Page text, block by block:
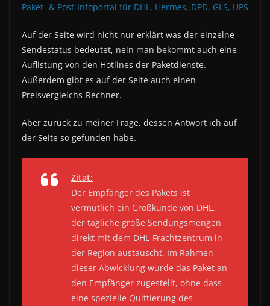
Paket- & Post-Infoportal für DHL, Hermes, DPD, GLS, UPS
Auf der Seite wird nicht nur erklärt was der einzelne
Sendestatus bedeutet, nein man bekommt auch eine
Auflistung von den Hotlines der Paketdienste.
Außerdem gibt es auf der Seite auch einen
Preisvergleichs-Rechner.
Aber zurück zu meiner Frage, dessen Antwort ich auf
der Seite so gefunden habe.
Zitat:
Der Empfänger des Pakets ist
vermutlich ein Großkunde von DHL,
der tägliche große Sendungsmengen
direkt mit dem DHL-Frachtzentrum in
der Region austauscht. Im Rahmen
dieser Abwicklung wurde das Paket an
den Empfänger zugestellt, ohne dass
eine spezielle Quittierung des